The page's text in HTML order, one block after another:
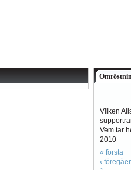
Vilken
Vem tar
2010
« första
‹